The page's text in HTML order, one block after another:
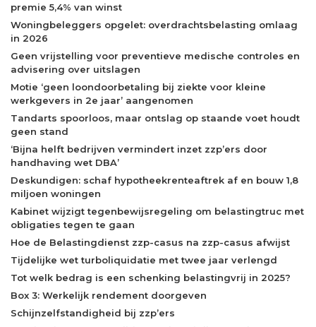
premie 5,4% van winst
Woningbeleggers opgelet: overdrachtsbelasting omlaag
in 2026
Geen vrijstelling voor preventieve medische controles en
advisering over uitslagen
Motie ‘geen loondoorbetaling bij ziekte voor kleine
werkgevers in 2e jaar’ aangenomen
Tandarts spoorloos, maar ontslag op staande voet houdt
geen stand
‘Bijna helft bedrijven vermindert inzet zzp’ers door
handhaving wet DBA’
Deskundigen: schaf hypotheekrenteaftrek af en bouw 1,8
miljoen woningen
Kabinet wijzigt tegenbewijsregeling om belastingtruc met
obligaties tegen te gaan
Hoe de Belastingdienst zzp-casus na zzp-casus afwijst
Tijdelijke wet turboliquidatie met twee jaar verlengd
Tot welk bedrag is een schenking belastingvrij in 2025?
Box 3: Werkelijk rendement doorgeven
Schijnzelfstandigheid bij zzp’ers